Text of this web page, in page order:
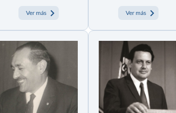
Ver más Ver más